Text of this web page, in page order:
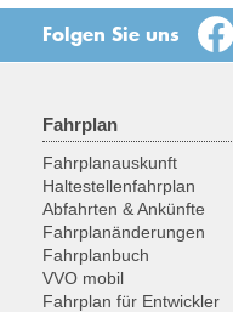
Folgen Sie uns
Fahrplan
Fahrplanauskunft
Haltestellenfahrplan
Abfahrten & Ankünfte
Fahrplanänderungen
Fahrplanbuch
VVO mobil
Fahrplan für Entwickler